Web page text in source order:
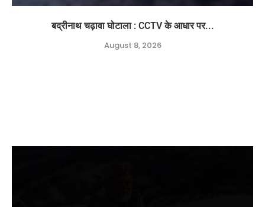
बद्रीनाथ चढ़ावा घोटाला : CCTV के आधार पर...
August 8, 2026